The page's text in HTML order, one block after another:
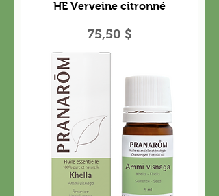
HE Verveine citronné
Prix
75,50 $